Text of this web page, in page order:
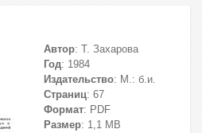
Автор: Т. Захарова
Год: 1984
Издательство: М.: б.и.
Страниц: 67
Формат: PDF
Размер: 1,1 МВ